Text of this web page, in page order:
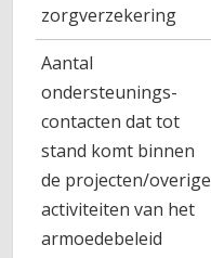
zorgverzekering
Aantal
ondersteunings-
contacten dat tot
stand komt binnen
de projecten/overige
activiteiten van het
armoedebeleid